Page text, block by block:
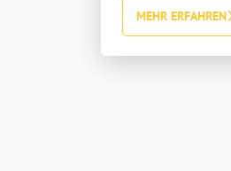
MEHR ERFAHREN